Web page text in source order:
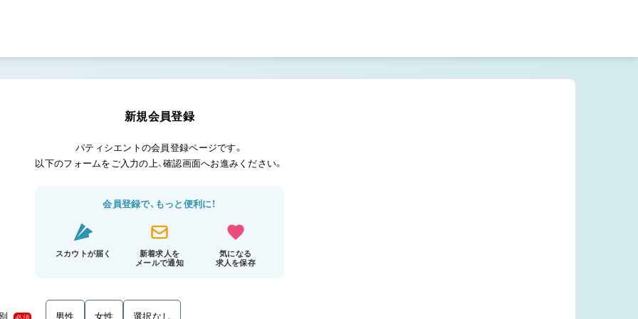
新規会員登録
パティシエントの会員登録ページです。
以下のフォームをご入力の上、確認画面へお進みください。
会員登録で、もっと便利に！
スカウトが届く
新着求人を
メールで通知
気になる
求人を保存
必須 男性 女性 選択なし